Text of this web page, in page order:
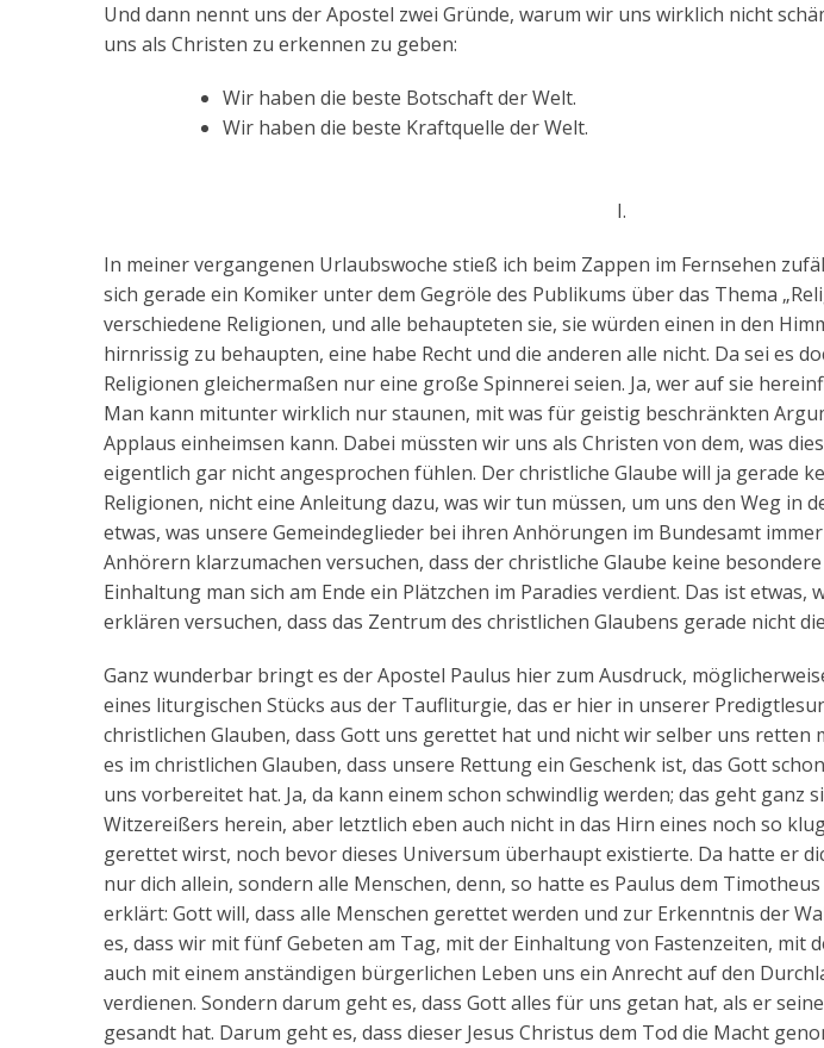
Und dann nennt uns der Apostel zwei Gründe, warum wir uns wirklich nicht
uns als Christen zu erkennen zu geben:
Wir haben die beste Botschaft der Welt.
Wir haben die beste Kraftquelle der Welt.
I.
In meiner vergangenen Urlaubswoche stieß ich beim Zappen im Fernsehen
sich gerade ein Komiker unter dem Gegröle des Publikums über das Thema
verschiedene Religionen, und alle behaupteten sie, sie würden einen in den
hirnrissig zu behaupten, eine habe Recht und die anderen alle nicht. Da sei es
Religionen gleichermaßen nur eine große Spinnerei seien. Ja, wer auf sie
Man kann mitunter wirklich nur staunen, mit was für geistig beschränkten
Applaus einheimsen kann. Dabei müssten wir uns als Christen von dem, was
eigentlich gar nicht angesprochen fühlen. Der christliche Glaube will ja gerade
Religionen, nicht eine Anleitung dazu, was wir tun müssen, um uns den Weg in
etwas, was unsere Gemeindeglieder bei ihren Anhörungen im Bundesamt
Anhörern klarzumachen versuchen, dass der christliche Glaube keine
Einhaltung man sich am Ende ein Plätzchen im Paradies verdient. Das ist etwas,
erklären versuchen, dass das Zentrum des christlichen Glaubens gerade nicht
Ganz wunderbar bringt es der Apostel Paulus hier zum Ausdruck,
eines liturgischen Stücks aus der Taufliturgie, das er hier in unserer
christlichen Glauben, dass Gott uns gerettet hat und nicht wir selber uns retten
es im christlichen Glauben, dass unsere Rettung ein Geschenk ist, das Gott
uns vorbereitet hat. Ja, da kann einem schon schwindlig werden; das geht ganz
Witzereißers herein, aber letztlich eben auch nicht in das Hirn eines noch so
gerettet wirst, noch bevor dieses Universum überhaupt existierte. Da hatte er
nur dich allein, sondern alle Menschen, denn, so hatte es Paulus dem
erklärt: Gott will, dass alle Menschen gerettet werden und zur Erkenntnis der
es, dass wir mit fünf Gebeten am Tag, mit der Einhaltung von Fastenzeiten, mit
auch mit einem anständigen bürgerlichen Leben uns ein Anrecht auf den
verdienen. Sondern darum geht es, dass Gott alles für uns getan hat, als er
gesandt hat. Darum geht es, dass dieser Jesus Christus dem Tod die Macht